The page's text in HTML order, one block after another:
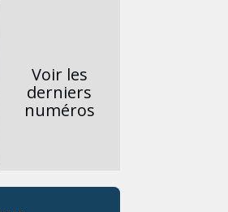
Voir les
derniers
numéros